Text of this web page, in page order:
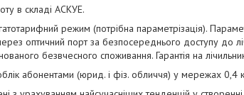
в складі АСКУЕ.
режим (потрібна параметрізація).
оптичний порт за безпосереднього доступу до
безвчесного споживання. Гарантія на
абонентами (юрид. і фіз. обличчя) у мережах 0,4